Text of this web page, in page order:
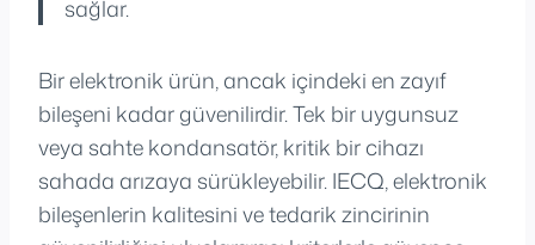
sağlar.
Bir elektronik ürün, ancak içindeki en zayıf
bileşeni kadar güvenilirdir. Tek bir uygunsuz
veya sahte kondansatör, kritik bir cihazı
sahada arızaya sürükleyebilir. IECQ, elektronik
bileşenlerin kalitesini ve tedarik zincirinin